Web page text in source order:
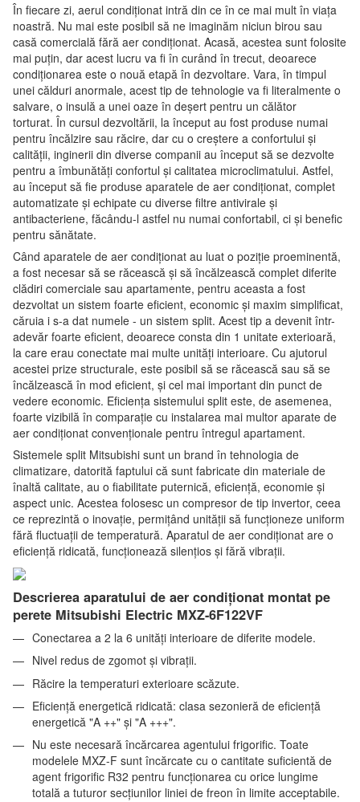
În fiecare zi, aerul condiționat intră din ce în ce mai mult în viața
noastră. Nu mai este posibil să ne imaginăm niciun birou sau
casă comercială fără aer condiționat. Acasă, acestea sunt folosite
mai puțin, dar acest lucru va fi în curând în trecut, deoarece
condiționarea este o nouă etapă în dezvoltare. Vara, în timpul
unei călduri anormale, acest tip de tehnologie va fi literalmente o
salvare, o insulă a unei oaze în deșert pentru un călător
torturat. În cursul dezvoltării, la început au fost produse numai
pentru încălzire sau răcire, dar cu o creștere a confortului și
calității, inginerii din diverse companii au început să se dezvolte
pentru a îmbunătăți confortul și calitatea microclimatului. Astfel,
au început să fie produse aparatele de aer condiționat, complet
automatizate și echipate cu diverse filtre antivirale și
antibacteriene, făcându-l astfel nu numai confortabil, ci și benefic
pentru sănătate.
Când aparatele de aer condiționat au luat o poziție proeminentă,
a fost necesar să se răcească și să încălzească complet diferite
clădiri comerciale sau apartamente, pentru aceasta a fost
dezvoltat un sistem foarte eficient, economic și maxim simplificat,
căruia i s-a dat numele - un sistem split. Acest tip a devenit într-
adevăr foarte eficient, deoarece consta din 1 unitate exterioară,
la care erau conectate mai multe unități interioare. Cu ajutorul
acestei prize structurale, este posibil să se răcească sau să se
încălzească în mod eficient, și cel mai important din punct de
vedere economic. Eficiența sistemului split este, de asemenea,
foarte vizibilă în comparație cu instalarea mai multor aparate de
aer condiționat convenționale pentru întregul apartament.
Sistemele split Mitsubishi sunt un brand în tehnologia de
climatizare, datorită faptului că sunt fabricate din materiale de
înaltă calitate, au o fiabilitate puternică, eficiență, economie și
aspect unic. Acestea folosesc un compresor de tip invertor, ceea
ce reprezintă o inovație, permițând unității să funcționeze uniform
fără fluctuații de temperatură. Aparatul de aer condiționat are o
eficiență ridicată, funcționează silențios și fără vibrații.
Descrierea aparatului de aer condiționat montat pe
perete Mitsubishi Electric MXZ-6F122VF
Conectarea a 2 la 6 unități interioare de diferite modele.
Nivel redus de zgomot și vibrații.
Răcire la temperaturi exterioare scăzute.
Eficiență energetică ridicată: clasa sezonieră de eficiență
energetică "A ++" și "A +++".
Nu este necesară încărcarea agentului frigorific. Toate
modelele MXZ-F sunt încărcate cu o cantitate suficientă de
agent frigorific R32 pentru funcționarea cu orice lungime
totală a tuturor secțiunilor liniei de freon în limite acceptabile.